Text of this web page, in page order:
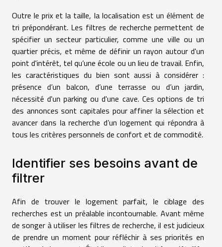
Outre le prix et la taille, la localisation est un élément de
tri prépondérant. Les filtres de recherche permettent de
spécifier un secteur particulier, comme une ville ou un
quartier précis, et même de définir un rayon autour d'un
point d'intérêt, tel qu’une école ou un lieu de travail. Enfin,
les caractéristiques du bien sont aussi à considérer :
présence d’un balcon, d’une terrasse ou d’un jardin,
nécessité d'un parking ou d'une cave. Ces options de tri
des annonces sont capitales pour affiner la sélection et
avancer dans la recherche d’un logement qui répondra à
tous les critères personnels de confort et de commodité.
Identifier ses besoins avant de
filtrer
Afin de trouver le logement parfait, le ciblage des
recherches est un préalable incontournable. Avant même
de songer à utiliser les filtres de recherche, il est judicieux
de prendre un moment pour réfléchir à ses priorités en